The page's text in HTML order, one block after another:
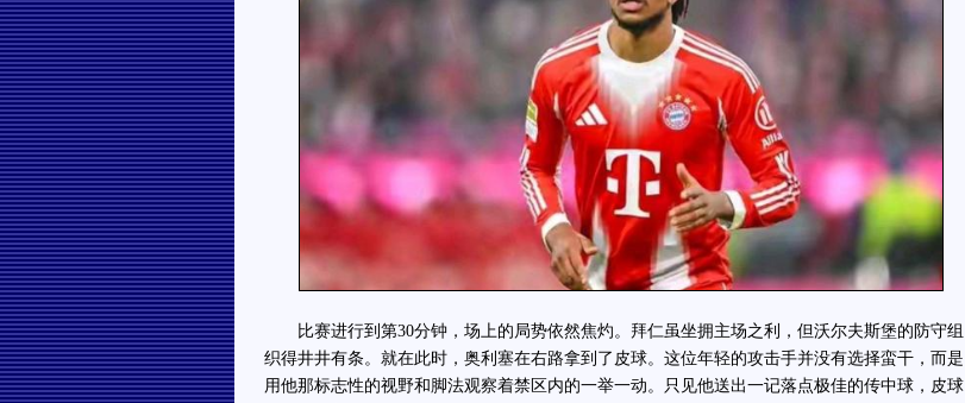
比赛进行到第30分钟，场上的局势依然焦灼。拜仁虽坐拥主场之利，但沃尔夫斯堡的防守组
织得井井有条。就在此时，奥利塞在右路拿到了皮球。这位年轻的攻击手并没有选择蛮干，而是
用他那标志性的视野和脚法观察着禁区内的一举一动。只见他送出一记落点极佳的传中球，皮球